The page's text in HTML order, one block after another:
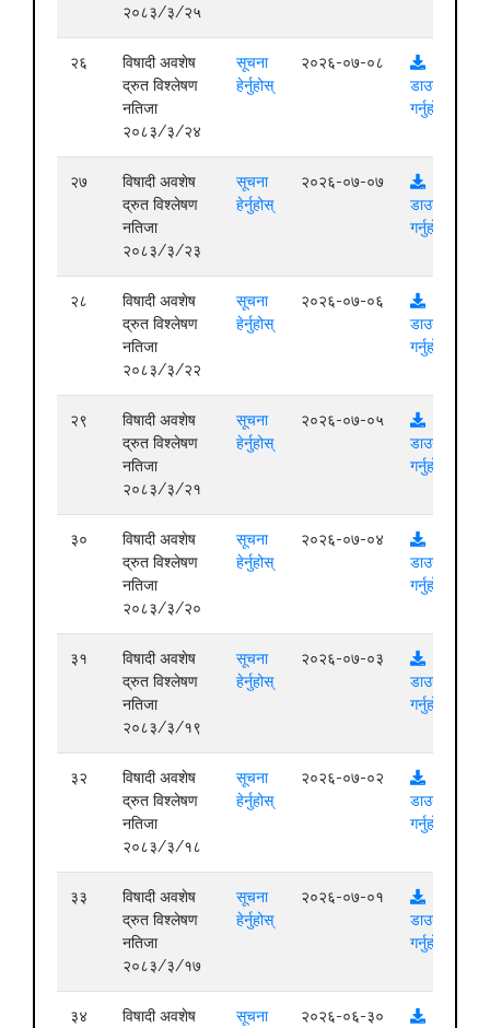
२०८३/३/२५
२६
विषादी अवशेष
द्रुत विश्लेषण
नतिजा
२०८३/३/२४
सूचना
हेर्नुहोस्
२०२६-०७-०८
डाउनलोड
गर्नुहोस्
२७
विषादी अवशेष
द्रुत विश्लेषण
नतिजा
२०८३/३/२३
सूचना
हेर्नुहोस्
२०२६-०७-०७
डाउनलोड
गर्नुहोस्
२८
विषादी अवशेष
द्रुत विश्लेषण
नतिजा
२०८३/३/२२
सूचना
हेर्नुहोस्
२०२६-०७-०६
डाउनलोड
गर्नुहोस्
२९
विषादी अवशेष
द्रुत विश्लेषण
नतिजा
२०८३/३/२१
सूचना
हेर्नुहोस्
२०२६-०७-०५
डाउनलोड
गर्नुहोस्
३०
विषादी अवशेष
द्रुत विश्लेषण
नतिजा
२०८३/३/२०
सूचना
हेर्नुहोस्
२०२६-०७-०४
डाउनलोड
गर्नुहोस्
३१
विषादी अवशेष
द्रुत विश्लेषण
नतिजा
२०८३/३/१९
सूचना
हेर्नुहोस्
२०२६-०७-०३
डाउनलोड
गर्नुहोस्
३२
विषादी अवशेष
द्रुत विश्लेषण
नतिजा
२०८३/३/१८
सूचना
हेर्नुहोस्
२०२६-०७-०२
डाउनलोड
गर्नुहोस्
३३
विषादी अवशेष
द्रुत विश्लेषण
नतिजा
२०८३/३/१७
सूचना
हेर्नुहोस्
२०२६-०७-०१
डाउनलोड
गर्नुहोस्
३४
विषादी अवशेष
सूचना
२०२६-०६-३०